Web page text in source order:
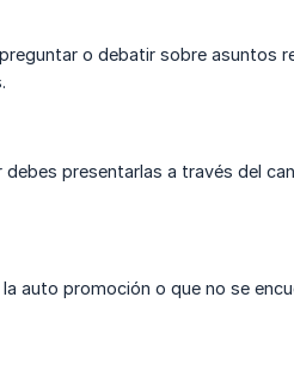
o debatir sobre asuntos
presentarlas a través del
auto promoción o que no se